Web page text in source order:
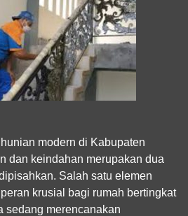
modern di Kabupaten
dan keindahan merupakan dua
Salah satu elemen
krusial bagi rumah bertingkat
sedang merencanakan